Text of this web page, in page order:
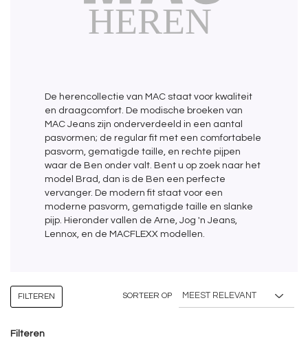
De herencollectie van MAC staat voor kwaliteit
en draagcomfort. De modische broeken van
MAC Jeans zijn onderverdeeld in een aantal
pasvormen; de regular fit met een comfortabele
pasvorm, gematigde taille, en rechte pijpen
waar de Ben onder valt. Bent u op zoek naar het
model Brad, dan is de Ben een perfecte
vervanger. De modern fit staat voor een
moderne pasvorm, gematigde taille en slanke
pijp. Hieronder vallen de Arne, Jog 'n Jeans,
Lennox, en de MACFLEXX modellen.
SORTEER OP
Filteren
FILTEREN